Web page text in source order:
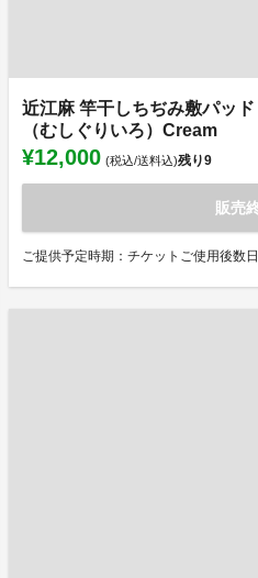
近江麻 竿干しちぢみ敷パッ
（むしぐりいろ）Cream
¥12,000 (税込/送料込)残り9
販売
ご提供予定時期：チケットご使用後数